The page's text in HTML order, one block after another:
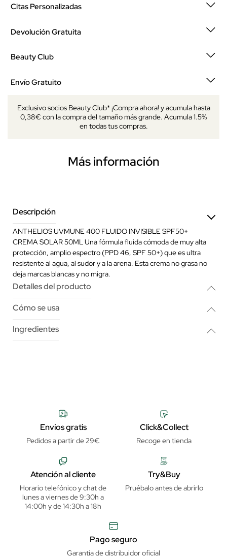
Citas Personalizadas
Devolución Gratuita
Beauty Club
Envío Gratuito
Exclusivo socios Beauty Club* ¡Compra ahora! y acumula hasta
0,38€ con la compra del tamaño más grande. Acumula 1.5%
en todas tus compras.
Más información
Descripción
ANTHELIOS UVMUNE 400 FLUIDO INVISIBLE SPF50+
CREMA SOLAR 50ML Una fórmula fluida cómoda de muy alta
protección, amplio espectro (PPD 46, SPF 50+) que es ultra
resistente al agua, al sudor y a la arena. Esta crema no grasa no
deja marcas blancas y no migra.
Detalles del producto
Cómo se usa
Ingredientes
Envíos gratis
Pedidos a partir de 29€
Click&Collect
Recoge en tienda
Atención al cliente
Horario telefónico y chat de
lunes a viernes de 9:30h a
14:00h y de 14:30h a 18h
Try&Buy
Pruébalo antes de abrirlo
Pago seguro
Garantía de distribuidor oficial